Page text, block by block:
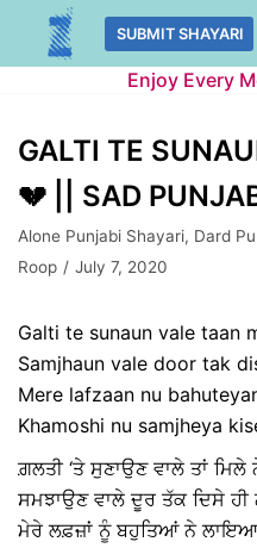
Skip
SUBMIT SHAYARI
Enjoy Every
GALTI TE
💔 || SAD
Alone Punjabi Shayari, Dard
Roop
July 7, 2020
Galti te sunaun vale taan
Samjhaun vale door tak
Mere lafzaan nu
Khamoshi nu samjheya
ਗ਼ਲਤੀ ‘ਤੇ ਸੁਣਾਉਣ ਵਾਲੇ ਤਾਂ
ਸਮਝਾਉਣ ਵਾਲੇ ਦੂਰ ਤੱਕ ਦਿਸੇ ਹੀ
ਮੇਰੇ ਲਫ਼ਜ਼ਾਂ ਨੂੰ ਬਹੁਤਿਆਂ ਨੇ ਲਾਇਆ